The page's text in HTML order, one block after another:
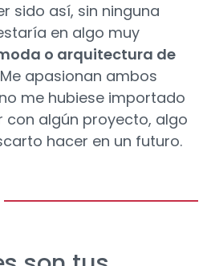
sido así, sin ninguna
en algo muy
o arquitectura de
apasionan ambos
me hubiese importado
con algún proyecto, algo
hacer en un futuro.